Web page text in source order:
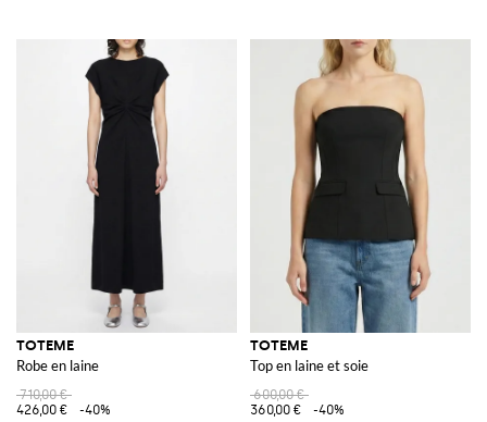
TOTEME
Robe en laine
710,00 €
426,00 €
-40%
TOTEME
Top en laine et soie
600,00 €
360,00 €
-40%